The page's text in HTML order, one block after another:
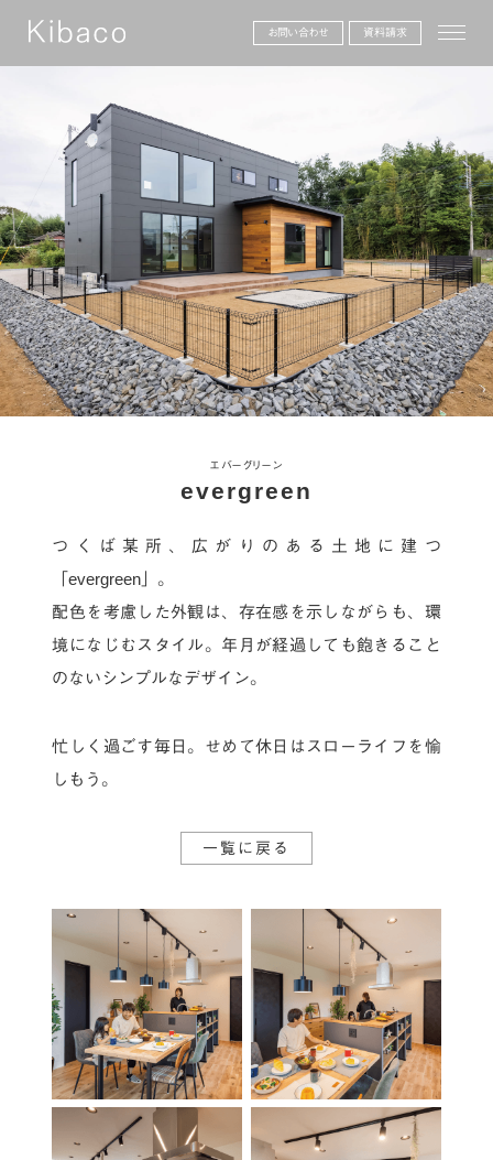
toggle
お問い合わせ 資料請求
エバーグリーン
evergreen
つくば某所、広がりのある土地に建つ
「evergreen」。
配色を考慮した外観は、存在感を示しながらも、環
境になじむスタイル。 年月が経過しても飽きること
のないシンプルなデザイン。
忙しく過ごす毎日。 せめて休日はスローライフを愉
しもう。
一覧に戻る